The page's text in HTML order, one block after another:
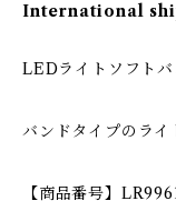
International
LEDライトソフト
バンドタイプのラ
【商品番号】